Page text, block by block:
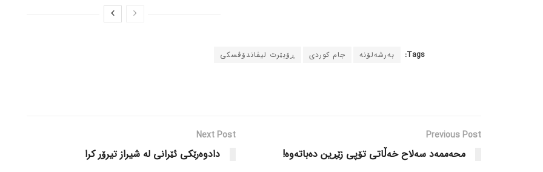
Tags: بەرشەلۆنە جام کوردی ڕۆبێرت لیڤاندۆڤسکی
Previous Post
محەممەد سەلاح خەڵاتی تۆپی زێڕین دەباتەوە!
Next Post
دادوەرێکی ئێرانی لە شیراز تیرۆر کرا